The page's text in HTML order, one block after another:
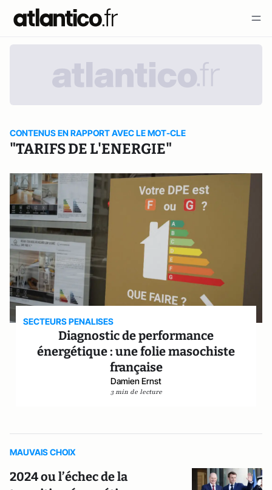
CONTENUS EN RAPPORT AVEC LE MOT-CLE
"TARIFS DE L'ENERGIE"
SECTEURS PENALISES
Diagnostic de performance
énergétique : une folie masochiste
française
Damien Ernst
3 min de lecture
MAUVAIS CHOIX
2024 ou l’échec de la